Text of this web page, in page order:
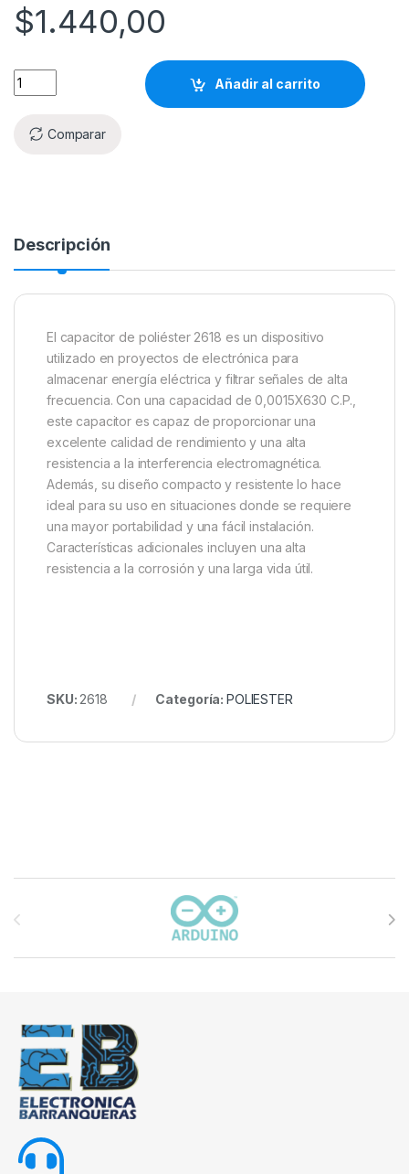
$1.440,00
Añadir al carrito
Comparar
Descripción
El capacitor de poliéster 2618 es un dispositivo
utilizado en proyectos de electrónica para
almacenar energía eléctrica y filtrar señales de alta
frecuencia. Con una capacidad de 0,0015X630 C.P.,
este capacitor es capaz de proporcionar una
excelente calidad de rendimiento y una alta
resistencia a la interferencia electromagnética.
Además, su diseño compacto y resistente lo hace
ideal para su uso en situaciones donde se requiere
una mayor portabilidad y una fácil instalación.
Características adicionales incluyen una alta
resistencia a la corrosión y una larga vida útil.
SKU: 2618 Categoría: POLIESTER
Carrusel de marcas